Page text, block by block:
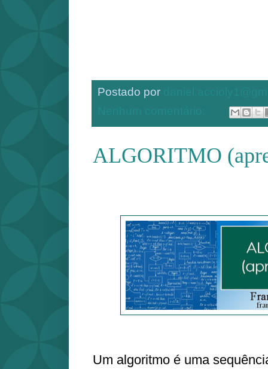
Postado por
ALGORITMO
Um algoritmo é uma